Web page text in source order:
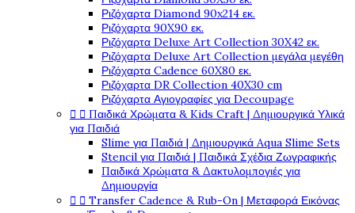
Ριζόχαρτα Diamond 90x214 εκ.
Ριζόχαρτα 90X90 εκ.
Ριζόχαρτα Deluxe Art Collection 30X42 εκ.
Ριζόχαρτα Deluxe Art Collection μεγάλα μεγέθη
Ριζόχαρτα Cadence 60X80 εκ.
Ριζόχαρτα DR Collection 40X30 cm
Ριζόχαρτα Αγιογραφίες για Decoupage
  Παιδικά Χρώματα & Kids Craft | Δημιουργικά Υλικά
για Παιδιά
Slime για Παιδιά | Δημιουργικά Aqua Slime Sets
Stencil για Παιδιά | Παιδικά Σχέδια Ζωγραφικής
Παιδικά Χρώματα & Δακτυλομπογιές για
Δημιουργία
  Transfer Cadence & Rub-On | Μεταφορά Εικόνας